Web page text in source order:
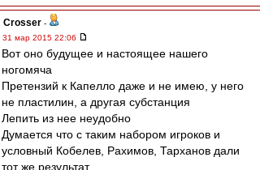
Crosser -
31 мар 2015 22:06
Вот оно будущее и настоящее нашего
ногомяча
Претензий к Капелло даже и не имею, у него
не пластилин, а другая субстанция
Лепить из нее неудобно
Думается что с таким набором игроков и
условный Кобелев, Рахимов, Тарханов дали
тот же результат